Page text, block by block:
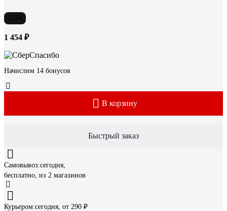
1 454 ₽
Начислим 14 бонусов
В корзину
Быстрый заказ
Самовывоз:сегодня,
бесплатно, из 2 магазинов
Курьером:сегодня, от 290 ₽